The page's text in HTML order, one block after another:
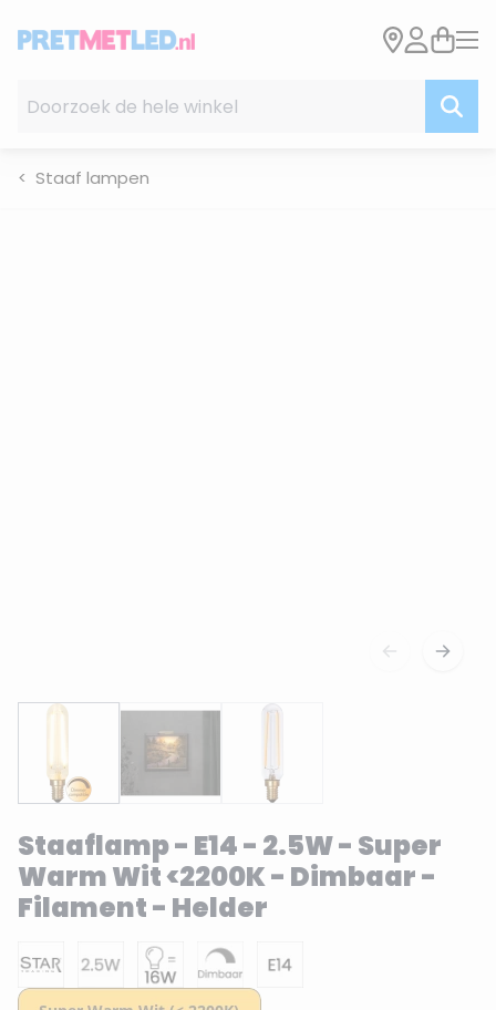
Staaf lampen
Staaflamp - E14 - 2.5W - Super
Warm Wit <2200K - Dimbaar -
Filament - Helder